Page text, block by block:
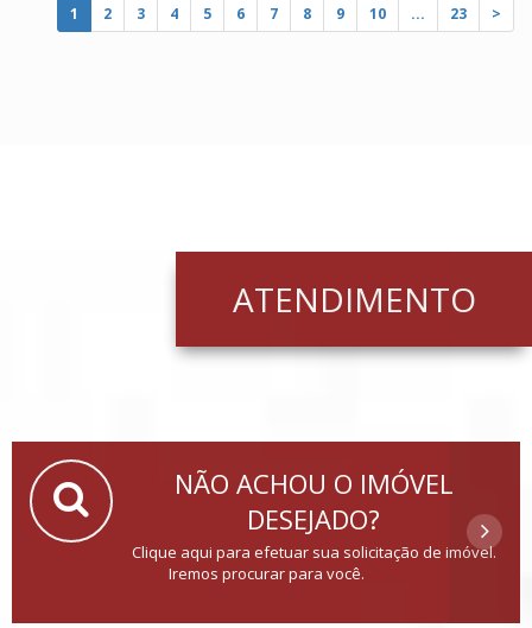
1 2 3 4 5 6 7 8 9 10 ... 23 >
ATENDIMENTO
NÃO ACHOU O IMÓVEL
DESEJADO?
Clique aqui para efetuar sua solicitação de imóvel.
Iremos procurar para você.